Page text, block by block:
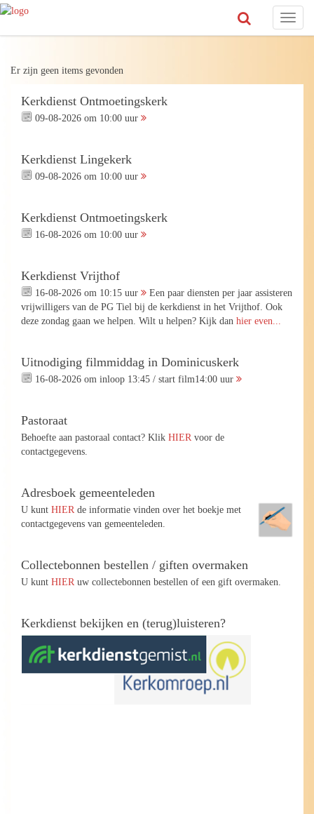
Toggle
Er zijn geen items gevonden
Kerkdienst Ontmoetingskerk
09-08-2026 om 10:00 uur
Kerkdienst Lingekerk
09-08-2026 om 10:00 uur
Kerkdienst Ontmoetingskerk
16-08-2026 om 10:00 uur
Kerkdienst Vrijthof
16-08-2026 om 10:15 uur
Een paar diensten per jaar assisteren
vrijwilligers van de PG Tiel bij de kerkdienst in het Vrijthof. Ook
deze zondag gaan we helpen. Wilt u helpen? Kijk dan hier even...
Uitnodiging filmmiddag in Dominicuskerk
16-08-2026 om inloop 13:45 / start film14:00 uur
Pastoraat
Behoefte aan pastoraal contact? Klik HIER voor de
contactgegevens.
Adresboek gemeenteleden
U kunt HIER de informatie vinden over het boekje met
contactgegevens van gemeenteleden.
Collectebonnen bestellen / giften overmaken
U kunt HIER uw collectebonnen bestellen of een gift overmaken.
Kerkdienst bekijken en (terug)luisteren?